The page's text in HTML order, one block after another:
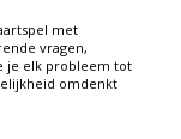
met
vragen,
je elk probleem tot
omdenkt